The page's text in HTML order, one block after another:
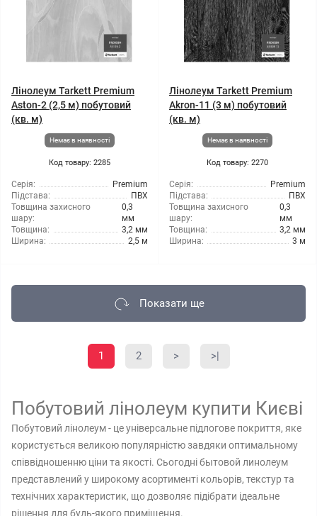
Лінолеум Tarkett Premium
Aston-2 (2,5 м) побутовий
(кв. м)
Немає в наявності
Код товару: 2285
Серія:
Premium
Підстава:
ПВХ
Товщина захисного
шару:
0,3
мм
Товщина:
3,2 мм
Ширина:
2,5 м
Лінолеум Tarkett Premium
Akron-11 (3 м) побутовий
(кв. м)
Немає в наявності
Код товару: 2270
Серія:
Premium
Підстава:
ПВХ
Товщина захисного
шару:
0,3
мм
Товщина:
3,2 мм
Ширина:
3 м
Показати ще
1 2 > >|
Побутовий лінолеум купити Києві
Побутовий лінолеум - це універсальне підлогове покриття, яке
користується великою популярністю завдяки оптимальному
співвідношенню ціни та якості. Сьогодні бытовой линолеум
представлений у широкому асортименті кольорів, текстур та
технічних характеристик, що дозволяє підібрати ідеальне
рішення для будь-якого приміщення.